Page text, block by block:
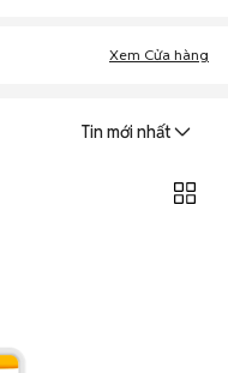
Xem Cửa hàng
Tin mới nhất